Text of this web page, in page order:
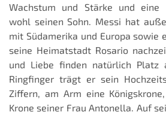
Wachstum und Stärke und eine
wohl seinen Sohn. Messi hat
mit Südamerika und Europa sowie
seine Heimatstadt Rosario
und Liebe finden natürlich Platz
Ringfinger trägt er sein
Ziffern, am Arm eine
Krone seiner Frau Antonella. Auf